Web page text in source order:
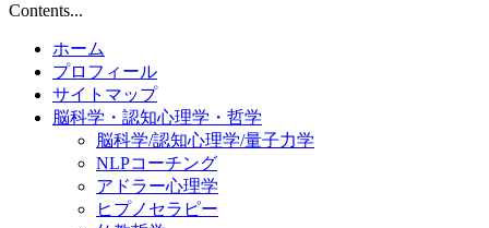
Contents...
ホーム
プロフィール
サイトマップ
脳科学・認知心理学・哲学
脳科学/認知心理学/量子力学
NLPコーチング
アドラー心理学
ヒプノセラピー